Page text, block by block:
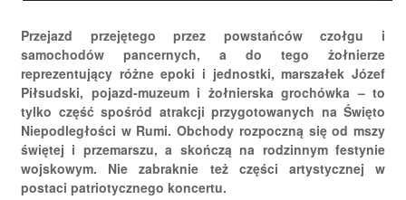
Przejazd przejętego przez powstańców czołgu i
samochodów pancernych, a do tego żołnierze
reprezentujący różne epoki i jednostki, marszałek Józef
Piłsudski, pojazd-muzeum i żołnierska grochówka – to
tylko część spośród atrakcji przygotowanych na Święto
Niepodległości w Rumi. Obchody rozpoczną się od mszy
świętej i przemarszu, a skończą na rodzinnym festynie
wojskowym. Nie zabraknie też części artystycznej w
postaci patriotycznego koncertu.